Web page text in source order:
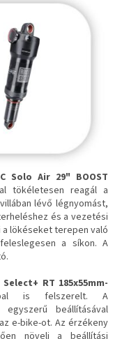
Solo Air 29" BOOST
tökéletesen reagál a
lévő légnyomást,
és a vezetési
lökéseket terepen való
a síkon. A
Select+ RT 185x55mm-
is felszerelt. A
egyszerű beállításával
e-bike-ot. Az érzékeny
növeli a beállítási